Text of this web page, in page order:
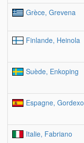
Grèce, Grevena
Finlande, Heinola
Suède, Enkoping
Espagne,
Italie, Fabriano